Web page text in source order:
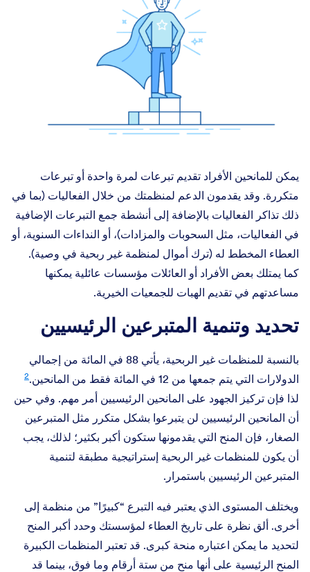
يمكن للمانحين الأفراد تقديم تبرعات لمرة واحدة أو تبرعات
متكررة. وقد يقدمون الدعم لمنظمتك من خلال الفعاليات (بما في
ذلك تذاكر الفعاليات بالإضافة إلى أنشطة جمع التبرعات الإضافية
في الفعاليات، مثل السحوبات والمزادات)، أو النداءات السنوية، أو
العطاء المخطط له (ترك أموال لمنظمة غير ربحية في وصية).
كما يمتلك بعض الأفراد أو العائلات مؤسسات عائلية يمكنها
مساعدتهم في تقديم الهبات للجمعيات الخيرية.
تحديد وتنمية المتبرعين الرئيسيين
بالنسبة للمنظمات غير الربحية، يأتي 88 في المائة من إجمالي
الدولارات التي يتم جمعها من 12 في المائة فقط من المانحين.
2
لذا فإن تركيز الجهود على المانحين الرئيسيين أمر مهم. وفي حين
أن المانحين الرئيسيين لن يتبرعوا بشكل متكرر مثل المتبرعين
الصغار، فإن المنح التي يقدمونها ستكون أكبر بكثير؛ لذلك، يجب
أن يكون للمنظمات غير الربحية إستراتيجية مطبقة لتنمية
المتبرعين الرئيسيين باستمرار.
ويختلف المستوى الذي يعتبر فيه التبرع “كبيرًا” من منظمة إلى
أخرى. ألق نظرة على تاريخ العطاء لمؤسستك وحدد أكبر المنح
لتحديد ما يمكن اعتباره منحة كبرى. قد تعتبر المنظمات الكبيرة
المنح الرئيسية على أنها منح من ستة أرقام وما فوق، بينما قد